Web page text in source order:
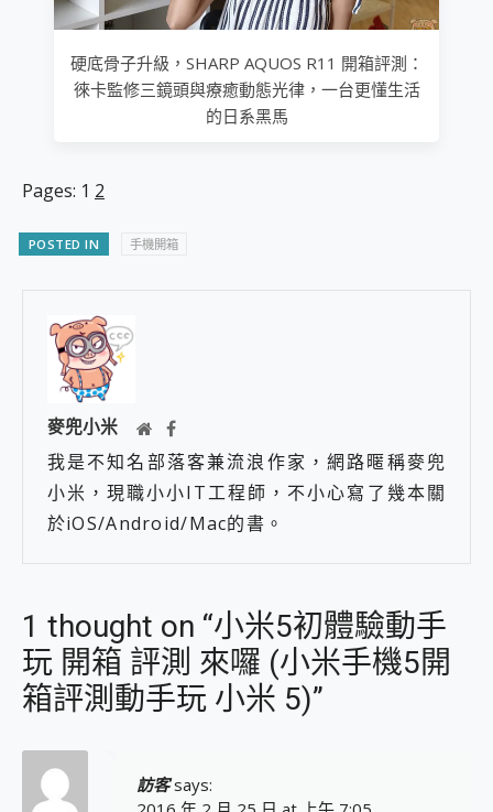
硬底骨子升級，SHARP AQUOS R11 開箱評測：
徠卡監修三鏡頭與療癒動態光律，一台更懂生活
的日系黑馬
Pages: 1 2
POSTED IN 手機開箱
麥兜小米
我是不知名部落客兼流浪作家，網路暱稱麥兜
小米，現職小小IT工程師，不小心寫了幾本關
於iOS/Android/Mac的書。
1 thought on “小米5初體驗動手
玩 開箱 評測 來囉 (小米手機5開
箱評測動手玩 小米 5)”
訪客 says: